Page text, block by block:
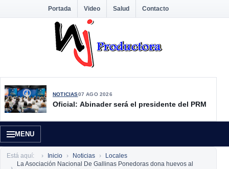
Portada Video Salud Contacto
NOTICIAS07 AGO 2026
Oficial: Abinader será el presidente del PRM
MENU
Está aquí: Inicio Noticias
Locales
La Asociación Nacional De Gallinas Ponedoras dona huevos al